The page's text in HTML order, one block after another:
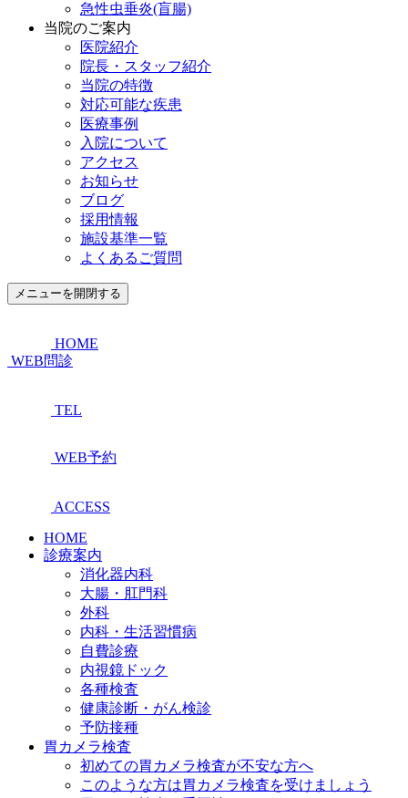
急性虫垂炎(盲腸)
当院のご案内
医院紹介
院長・スタッフ紹介
当院の特徴
対応可能な疾患
医療事例
入院について
アクセス
お知らせ
ブログ
採用情報
施設基準一覧
よくあるご質問
メニューを開閉する
HOME
WEB問診
TEL
WEB予約
ACCESS
HOME
診療案内
消化器内科
大腸・肛門科
外科
内科・生活習慣病
自費診療
内視鏡ドック
各種検査
健康診断・がん検診
予防接種
胃カメラ検査
初めての胃カメラ検査が不安な方へ
このような方は胃カメラ検査を受けましょう